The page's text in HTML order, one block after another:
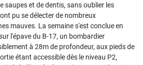
saupes et de dentis, sans oublier les
pu se délecter de nombreux
mauves. La semaine s'est conclue en
l'épave du B-17, un bombardier
à 28m de profondeur, aux pieds de
étant accessible dès le niveau P2,